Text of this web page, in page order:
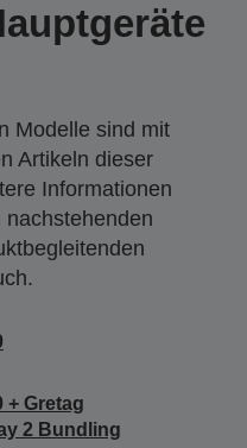
Modelle sind mit
Artikeln dieser
Informationen
+ Gretag
2 Bundling